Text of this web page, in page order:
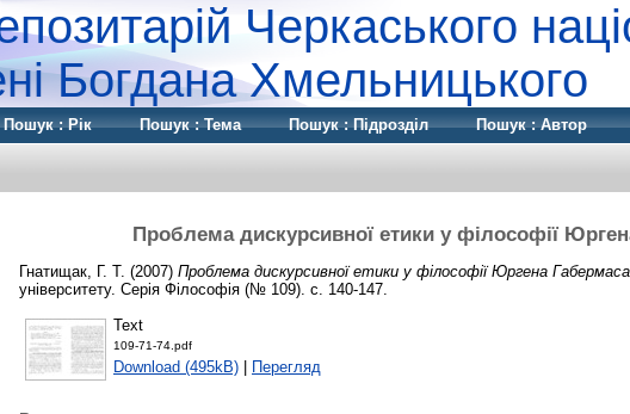
Черкаського
Богдана Хмельницького
Пошук : Рік Пошук : Тема Пошук : Підрозділ Пошук : Автор
Проблема дискурсивної етики у філософії
Гнатищак, Г. Т. (2007) Проблема дискурсивної етики у філософії Юргена Габермаса.
університету. Серія Філософія (№ 109). с. 140-147.
Text
109-71-74.pdf
Download (495kB) Перегляд